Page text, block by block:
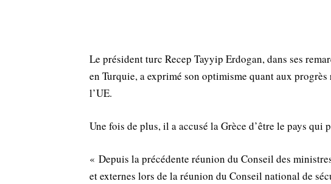
Le président turc Recep Tayyip Erdogan, dans ses
en Turquie, a exprimé son optimisme quant aux
l’UE.
Une fois de plus, il a accusé la Grèce d’être le pays
« Depuis la précédente réunion du Conseil des
et externes lors de la réunion du Conseil national de